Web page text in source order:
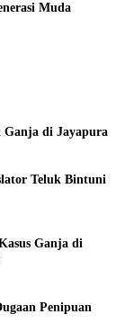
Muda
Ganja di Jayapura
Teluk Bintuni
Ganja di
Penipuan